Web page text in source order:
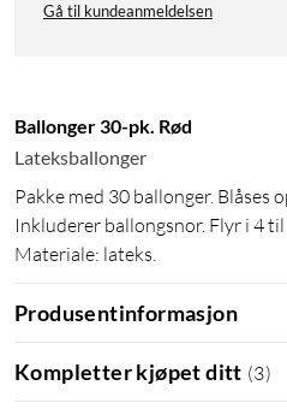
Gå til kundeanmeldelsen
Ballonger 30-pk. Rød
Lateksballonger
Pakke med 30 ballonger. Blåses
Inkluderer ballongsnor. Flyr i 4
Materiale: lateks.
Produsentinformasjon
Kompletter kjøpet ditt (3)